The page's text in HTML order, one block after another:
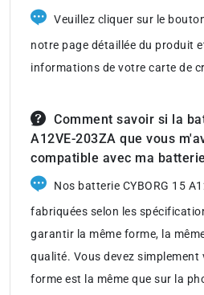
Veuillez cliquer sur le
notre page détaillée du produit
informations de votre carte de
Comment savoir si la
A12VE-203ZA que vous
compatible avec ma
Nos batterie CYBORG 15
fabriquées selon les
garantir la même forme, la
qualité. Vous devez simplement
forme est la même que sur la